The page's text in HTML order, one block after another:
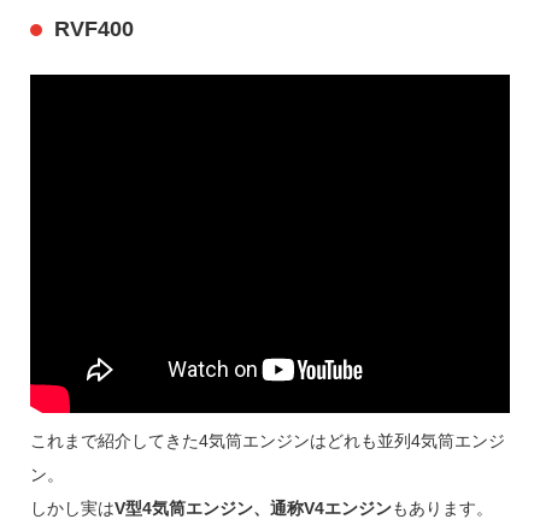
RVF400
これまで紹介してきた4気筒エンジンはどれも並列4気筒エンジ
ン。
しかし実はV型4気筒エンジン、通称V4エンジンもあります。